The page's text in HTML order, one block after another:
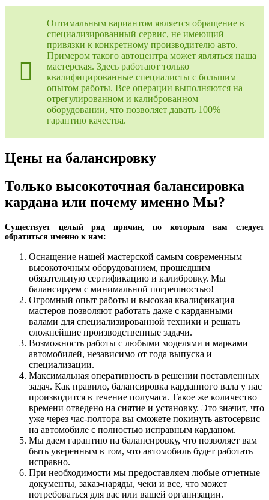
Оптимальным вариантом является обращение в
специализированный сервис, не имеющий
привязки к конкретному производителю авто.
Примером такого автоцентра может являться наша
мастерская. Здесь работают только
квалифицированные специалисты с большим
опытом работы. Все операции выполняются на
отрегулированном и калиброванном
оборудовании, что позволяет давать 100%
гарантию качества.
Цены на балансировку
Только высокоточная балансировка
кардана или почему именно Мы?
Существует целый ряд причин, по которым вам следует
обратиться именно к нам:
Оснащение нашей мастерской самым современным
высокоточным оборудованием, прошедшим
обязательную сертификацию и калибровку. Мы
балансируем с минимальной погрешностью!
Огромный опыт работы и высокая квалификация
мастеров позволяют работать даже с карданными
валами для специализированной техники и решать
сложнейшие производственные задачи.
Возможность работы с любыми моделями и марками
автомобилей, независимо от года выпуска и
специализации.
Максимальная оперативность в решении поставленных
задач. Как правило, балансировка карданного вала у нас
производится в течение получаса. Такое же количество
времени отведено на снятие и установку. Это значит, что
уже через час-полтора вы сможете покинуть автосервис
на автомобиле с полностью исправным карданом.
Мы даем гарантию на балансировку, что позволяет вам
быть уверенным в том, что автомобиль будет работать
исправно.
При необходимости мы предоставляем любые отчетные
документы, заказ-наряды, чеки и все, что может
потребоваться для вас или вашей организации.